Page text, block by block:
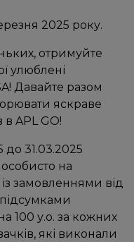
2025 року.
отримуйте
улюблені
Давайте разом
яскраве
в APL GO!
до 31.03.2025
на
замовленнями від
підсумками
100 у.о. за кожних
які виконали